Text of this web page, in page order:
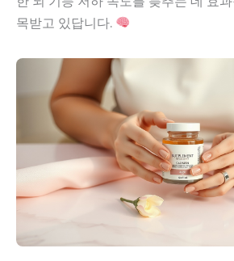
목받고 있답니다.